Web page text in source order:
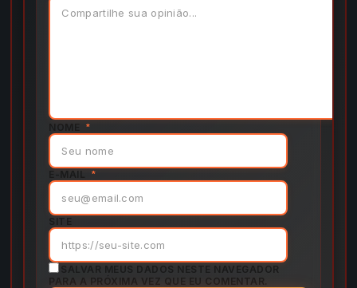
NOME *
E-MAIL *
SITE
SALVAR MEUS DADOS NESTE NAVEGADOR
PARA A PRÓXIMA VEZ QUE EU COMENTAR.